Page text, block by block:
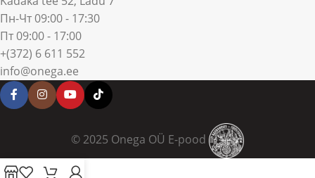
Пн-Чт 09:00 - 17:30
Пт 09:00 - 17:00
+(372) 6 611 552
info@onega.ee
© 2025 Onega OÜ E-pood